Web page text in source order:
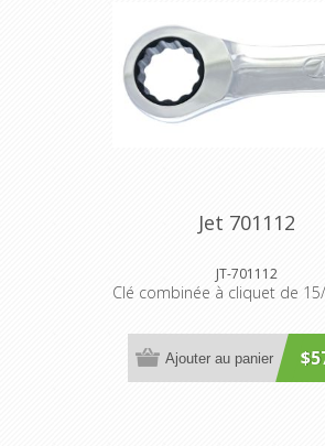
Jet 701112
JT-701112
Clé combinée à cliquet de
Ajouter au panier